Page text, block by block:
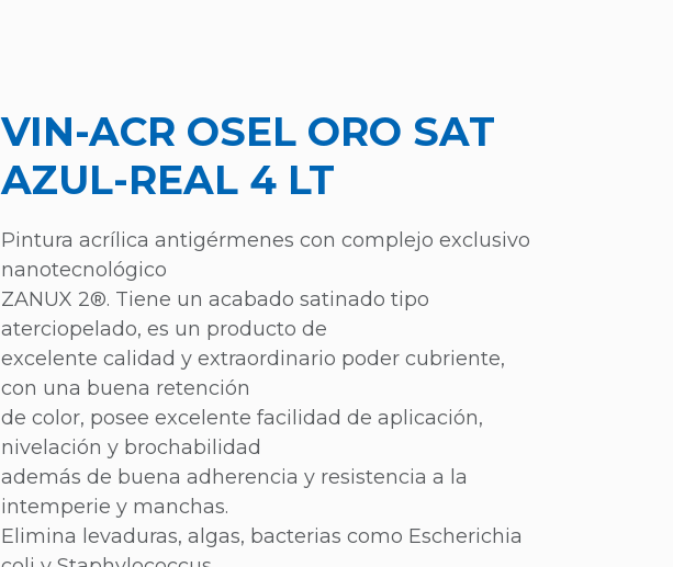
VIN-ACR OSEL ORO SAT
AZUL-REAL 4 LT
Pintura acrílica antigérmenes con complejo exclusivo
nanotecnológico
ZANUX 2®. Tiene un acabado satinado tipo
aterciopelado, es un producto de
excelente calidad y extraordinario poder cubriente,
con una buena retención
de color, posee excelente facilidad de aplicación,
nivelación y brochabilidad
además de buena adherencia y resistencia a la
intemperie y manchas.
Elimina levaduras, algas, bacterias como Escherichia